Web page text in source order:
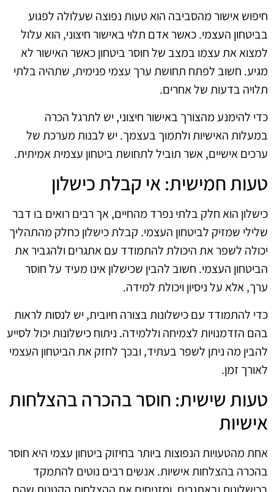
חיפוש אישור מהסביבה הוא טעות נפוצה שעלולה לפגוע
בביטחון העצמי. כאשר אדם תלוי באישור חיצוני, הוא עלול
למצוא את עצמו במצב של חוסר ביטחון כאשר האישור לא
מגיע. חשוב לפתח תחושת ערך עצמי פנימית, שתהיה בלתי
תלויה בדעות של אחרים.
כדי להימנע מהצורך באישור חיצוני, יש לתרגל הכרה
במעלות האישיות ולתמוך בעצמך. יש לבנות מערכת של
ערכים אישיים, אשר תוביל לתחושת ביטחון עצמית אמיתית.
טעות חמישית: אי קבלת כישלון
כישלון הוא חלק בלתי נפרד מהחיים, אך רבים רואים בו דבר
שלילי שמזיק לביטחון העצמי. קבלת כישלון כחלק מהתהליך
יכולה לשפר את היכולת להתמודד עם אתגרים ולהגביר את
הביטחון העצמי. חשוב להבין שכישלון אינו מעיד על חוסר
ערך, אלא על ניסיון ויכולת למידה.
כדי להתמודד עם כישלונות בצורה חיובית, יש לנסות לראות
בהם הזדמנויות לצמיחה וללמידה. ניתוח כישלונות יכול לסייע
להבין מה ניתן לשפר בעתיד, ובכך לחזק את הביטחון העצמי
לאורך זמן.
טעות שישית: חוסר בהכרה בהצלחות
אישיות
אחת מהטעויות הנפוצות ביותר בחיזוק ביטחון עצמי היא חוסר
בהכרה בהצלחות אישיות. אנשים רבים נוטים להתמקד